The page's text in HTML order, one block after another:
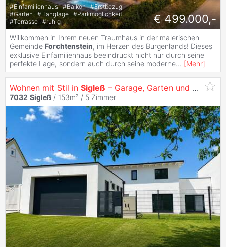
#Einfamilienhaus #Balkon #Erstbezug
#Garten #Hanglage #Parkmöglichkeit
#Terrasse #ruhig € 499.000,-
Willkommen in Ihrem neuen Traumhaus in der malerischen
Gemeinde Forchtenstein, im Herzen des Burgenlands! Dieses
exklusive Einfamilienhaus beeindruckt nicht nur durch seine
perfekte Lage, sondern auch durch seine moderne... [Mehr]
Wohnen mit Stil in Sigleß – Garage, Garten und Dachterrasse inklusive
7032 Sigleß / 153m² / 5 Zimmer